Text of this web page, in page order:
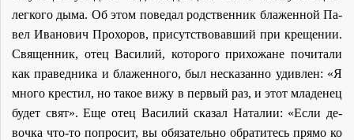
лег­ко­го ды­ма. Об этом по­ве­дал род­ствен­ник бла­жен­ной Па­
вел Ива­но­вич Про­хо­ров, при­сут­ство­вав­ший при кре­ще­нии.
Свя­щен­ник, отец Ва­си­лий, ко­то­ро­го при­хо­жане по­чи­та­ли
как пра­вед­ни­ка и бла­жен­но­го, был неска­зан­но удив­лен: «Я
мно­го кре­стил, но та­кое ви­жу в пер­вый раз, и этот мла­де­нец
бу­дет свят». Еще отец Ва­си­лий ска­зал На­та­лии: «Ес­ли де­
воч­ка что-то по­про­сит, вы обя­за­тель­но об­ра­ти­тесь пря­мо ко